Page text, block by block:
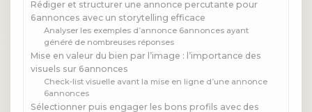
Rédiger et structurer une annonce percutante pour
6annonces avec un storytelling efficace
Analyser les exemples d’annonce 6annonces ayant
généré de nombreuses réponses
Mise en valeur du bien par l’image : l’importance des
visuels sur 6annonces
Check-list visuelle avant la mise en ligne d’une annonce
6annonces
Sélectionner puis engager les bons profils avec des